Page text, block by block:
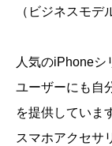
（ビジネスモデ
人気のiPhoneシ
ユーザーにも自
を提供していま
スマホアクセサ